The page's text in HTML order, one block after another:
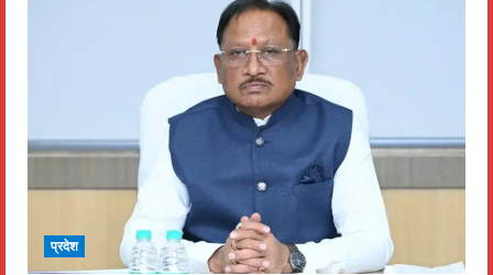
a
प्रदेश